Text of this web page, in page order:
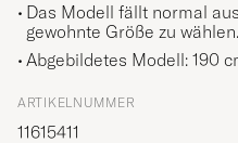
Das Modell fällt normal
gewohnte Größe zu wählen.
Abgebildetes Modell: 190
ARTIKELNUMMER
11615411